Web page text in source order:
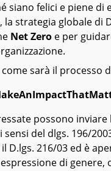
siano felici e piene
, la strategia globale di
Net Zero e per
sarà il processo
possono
sensi del dlgs. 196/
il D.lgs. 216/03 ed è
di genere,